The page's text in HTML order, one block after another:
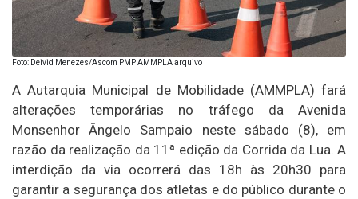
Foto: Deivid Menezes/Ascom PMP AMMPLA arquivo
A Autarquia Municipal de Mobilidade (AMMPLA) fará
alterações temporárias no tráfego da Avenida
Monsenhor Ângelo Sampaio neste sábado (8), em
razão da realização da 11ª edição da Corrida da Lua. A
interdição da via ocorrerá das 18h às 20h30 para
garantir a segurança dos atletas e do público durante o